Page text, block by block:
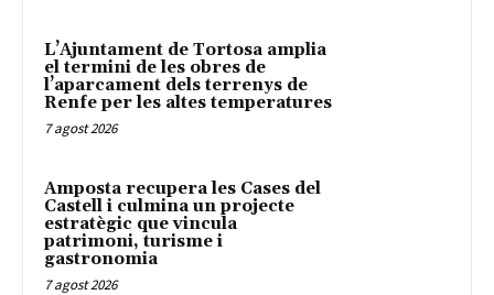
L’Ajuntament de Tortosa amplia
el termini de les obres de
l’aparcament dels terrenys de
Renfe per les altes temperatures
7 agost 2026
Amposta recupera les Cases del
Castell i culmina un projecte
estratègic que vincula
patrimoni, turisme i
gastronomia
7 agost 2026